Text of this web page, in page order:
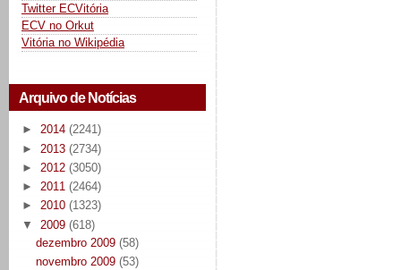
Twitter ECVitória
ECV no Orkut
Vitória no Wikipédia
Arquivo de Notícias
► 2014 (2241)
► 2013 (2734)
► 2012 (3050)
► 2011 (2464)
► 2010 (1323)
▼ 2009 (618)
dezembro 2009 (58)
novembro 2009 (53)